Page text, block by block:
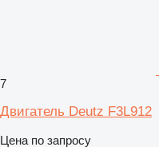
7
Двигатель Deutz F3L912
Цена по запросу